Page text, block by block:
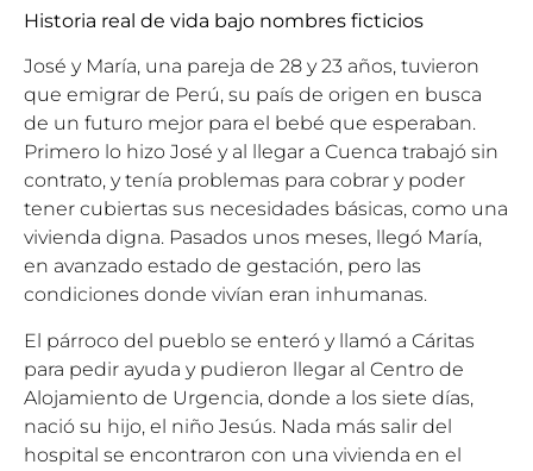
Historia real de vida bajo nombres ficticios
José y María, una pareja de 28 y 23 años, tuvieron
que emigrar de Perú, su país de origen en busca
de un futuro mejor para el bebé que esperaban.
Primero lo hizo José y al llegar a Cuenca trabajó sin
contrato, y tenía problemas para cobrar y poder
tener cubiertas sus necesidades básicas, como una
vivienda digna. Pasados unos meses, llegó María,
en avanzado estado de gestación, pero las
condiciones donde vivían eran inhumanas.
El párroco del pueblo se enteró y llamó a Cáritas
para pedir ayuda y pudieron llegar al Centro de
Alojamiento de Urgencia, donde a los siete días,
nació su hijo, el niño Jesús. Nada más salir del
hospital se encontraron con una vivienda en el